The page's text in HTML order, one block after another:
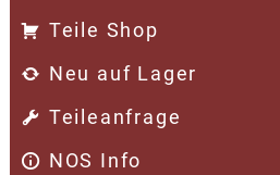
Teile Shop
Neu auf Lager
Teileanfrage
NOS Info